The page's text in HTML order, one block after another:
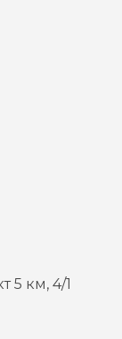
5 км, 4/1